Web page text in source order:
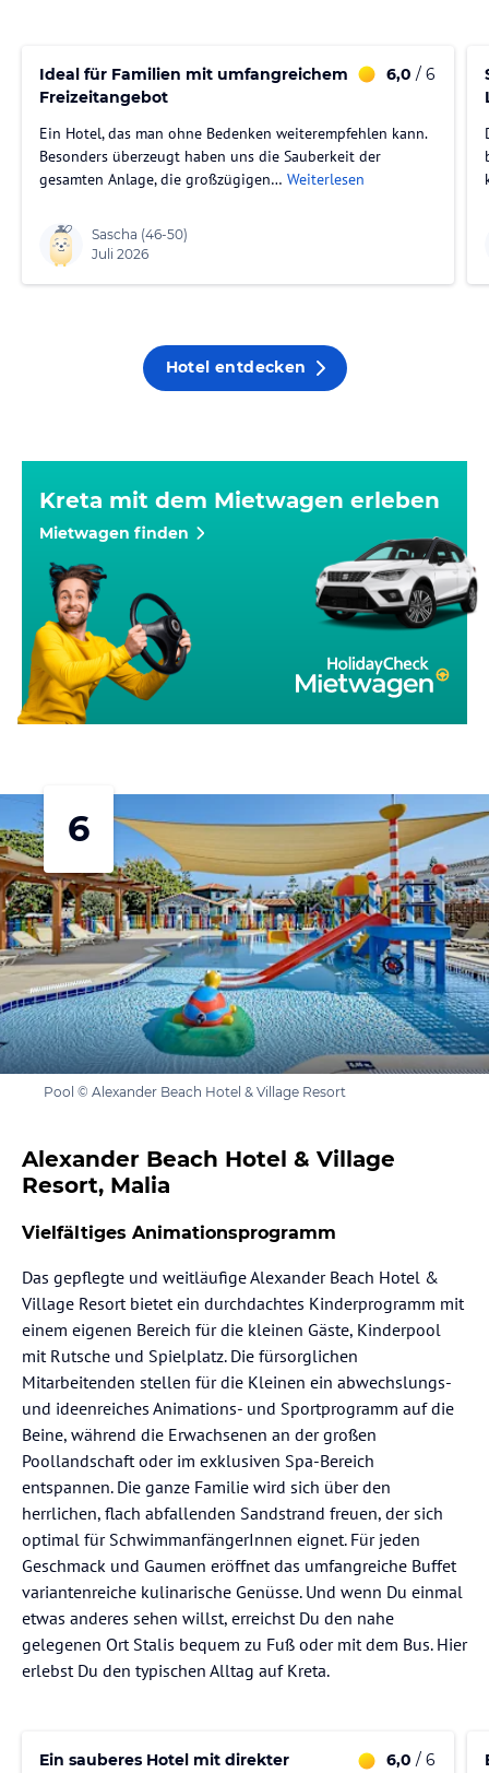
Ideal für Familien mit umfangreichem
Freizeitangebot
6,0 / 6
Ein Hotel, das man ohne Bedenken weiterempfehlen kann.
Besonders überzeugt haben uns die Sauberkeit der
gesamten Anlage, die großzügigen… Weiterlesen
Sascha (46-50)
Juli 2026
Hotel entdecken
Kreta mit dem Mietwagen erleben
Mietwagen finden
6
Pool © Alexander Beach Hotel & Village Resort
Alexander Beach Hotel & Village
Resort, Malia
Vielfältiges Animationsprogramm
Das gepflegte und weitläufige Alexander Beach Hotel &
Village Resort bietet ein durchdachtes Kinderprogramm mit
einem eigenen Bereich für die kleinen Gäste, Kinderpool
mit Rutsche und Spielplatz. Die fürsorglichen
Mitarbeitenden stellen für die Kleinen ein abwechslungs-
und ideenreiches Animations- und Sportprogramm auf die
Beine, während die Erwachsenen an der großen
Poollandschaft oder im exklusiven Spa-Bereich
entspannen. Die ganze Familie wird sich über den
herrlichen, flach abfallenden Sandstrand freuen, der sich
optimal für SchwimmanfängerInnen eignet. Für jeden
Geschmack und Gaumen eröffnet das umfangreiche Buffet
variantenreiche kulinarische Genüsse. Und wenn Du einmal
etwas anderes sehen willst, erreichst Du den nahe
gelegenen Ort Stalis bequem zu Fuß oder mit dem Bus. Hier
erlebst Du den typischen Alltag auf Kreta.
Ein sauberes Hotel mit direkter 6,0 / 6